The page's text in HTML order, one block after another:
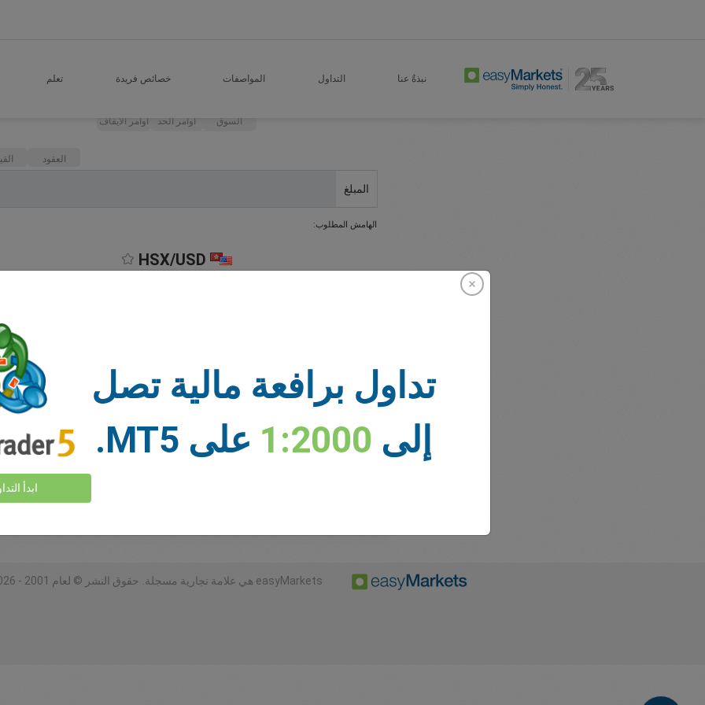
نبذةٌ عنا التداول المواصفات خصائص فريدة تعلم
السوق اوامر الحد اوامر الايقاف
العقود
المبلغ
الهامش المطلوب:
HSX/USD
easyMarkets هي علامة تجارية مسجلة. حقوق النشر © لعام 2001 - 2026. جميع الحقوق محفوظة.
تداول برافعة مالية تصل
إلى 1:2000 على MT5.
ابدأ